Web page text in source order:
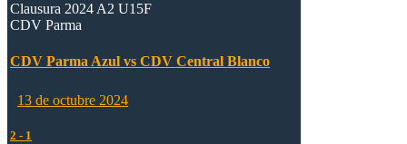
Clausura 2024 A2 U15F
CDV Parma
CDV Parma Azul vs CDV Central Blanco
13 de octubre 2024
2 - 1